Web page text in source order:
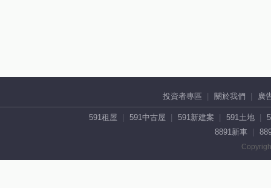
投資者專區 關於我們 廣
591租屋 591中古屋 591新建案 591土地
8891新車